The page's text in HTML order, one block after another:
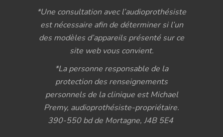
*Une consultation avec l’audioprothésiste
est nécessaire afin de déterminer si l’un
des modèles d’appareils présenté sur ce
site web vous convient.
*La personne responsable de la
protection des renseignements
personnels de la clinique est Michael
Premy, audioprothésiste-propriétaire.
390-550 bd de Mortagne, J4B 5E4